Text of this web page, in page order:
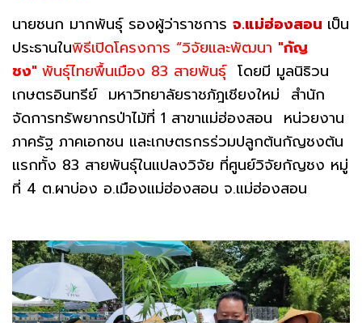
นายชนก มากพันธุ์ รองผู้ว่าราชการ จ.แม่ฮ่องสอน เป็น
ประธานในพิธีเปิดโครงการ “วิจัยและพัฒนา "กัญ
ชง" พันธุ์ไทยพื้นเมือง 83 สายพันธุ์โดยมี มูลนิธิวน
เกษตรอินทรีย์ มหาวิทยาลัยราชภัฎเชียงใหม่ สำนัก
จัดการทรัพยากรป่าไม้ที่ 1 สาขาแม่ฮ่องสอน หน่วยงาน
ภาครัฐ ภาคเอกชน และเกษตรกรร่วมปลูกต้นกัญชงต้น
แรกทั้ง 83 สายพันธุ์ในแปลงวิจัย ที่ศูนย์วิจัยกัญชง หมู่
ที่ 4 ต.ผาบ่อง อ.เมืองแม่ฮ่องสอน จ.แม่ฮ่องสอน